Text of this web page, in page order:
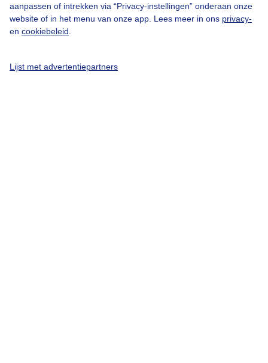
aanpassen of intrekken via “Privacy-instellingen” onderaan onze
website of in het menu van onze app. Lees meer in ons privacy-
en cookiebeleid
Lijst met advertentiepartners